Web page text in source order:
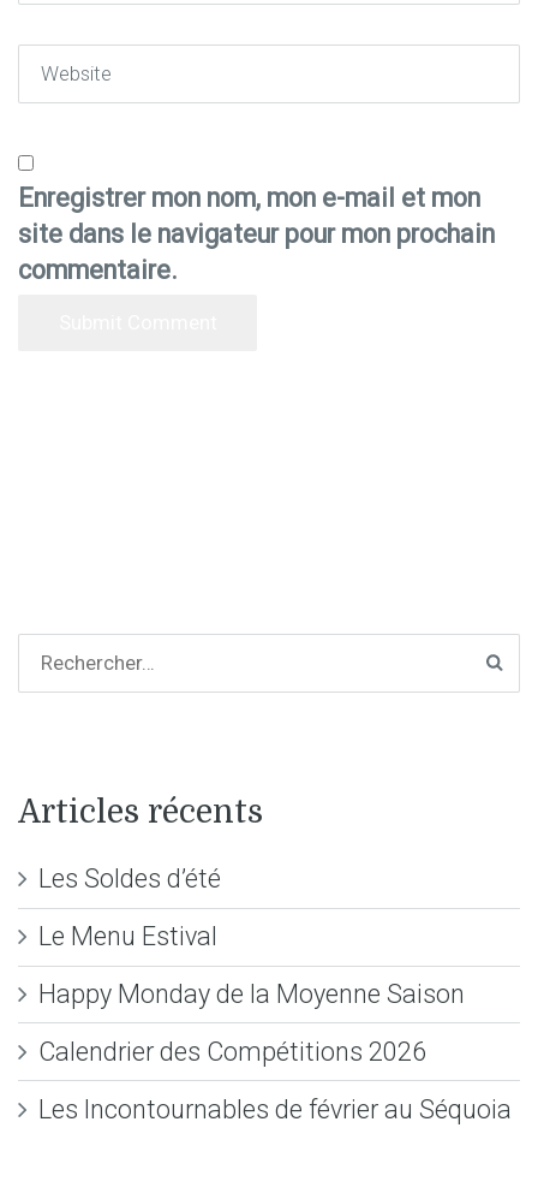
Website
Enregistrer mon nom, mon e-mail et mon
site dans le navigateur pour mon prochain
commentaire.
Articles récents
Les Soldes d’été
Le Menu Estival
Happy Monday de la Moyenne Saison
Calendrier des Compétitions 2026
Les Incontournables de février au Séquoia